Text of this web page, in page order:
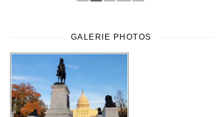
GALERIE PHOTOS